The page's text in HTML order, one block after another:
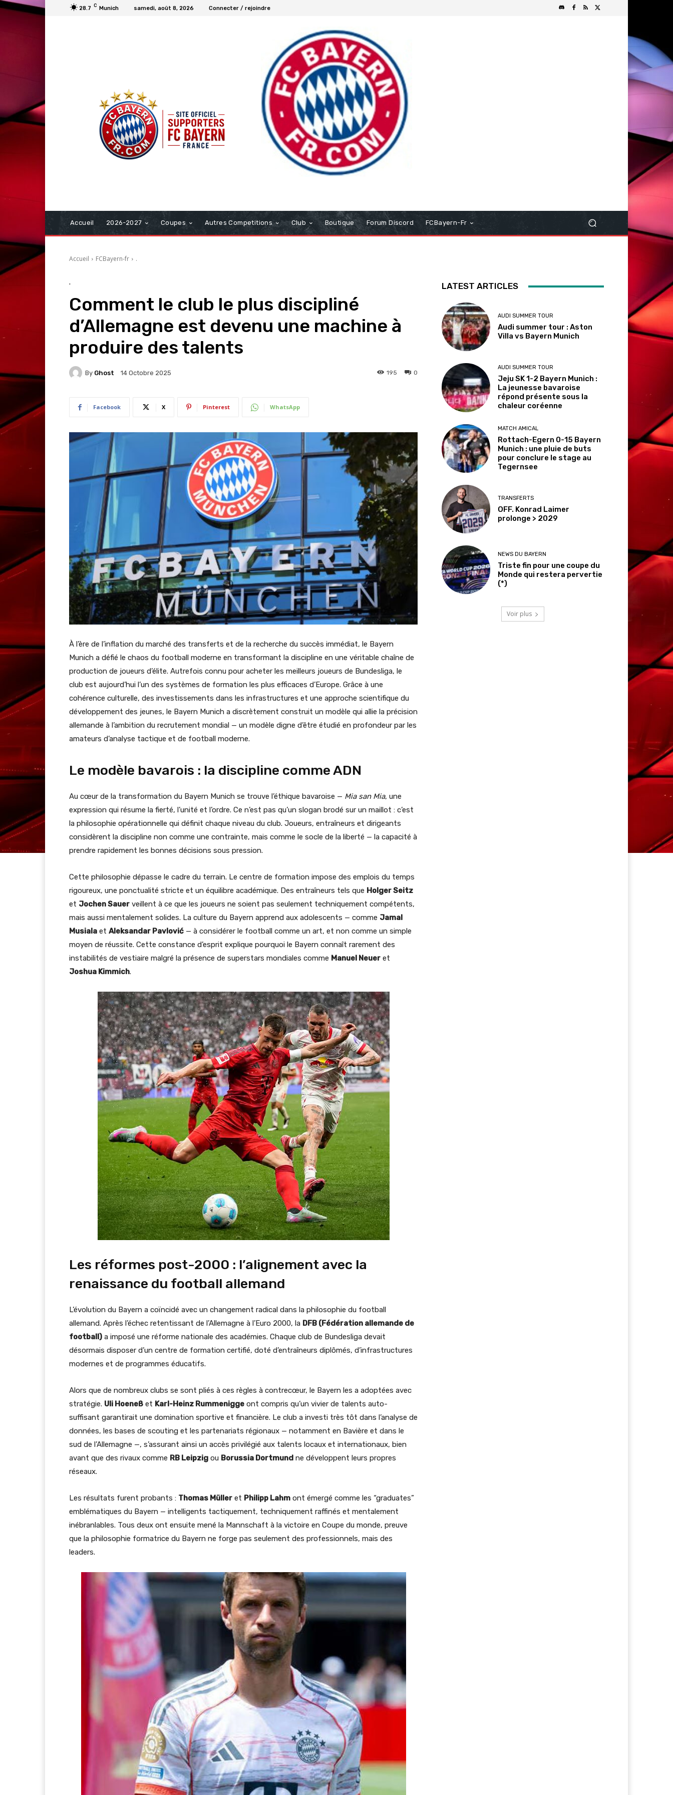
28.7 C Munich samedi, août 8, 2026 Connecter / rejoindre
Accueil 2026-2027 Coupes Autres Competitions Club Boutique Forum Discord FCBayern-Fr
Accueil FCBayern-fr .
.
Comment le club le plus discipliné
d’Allemagne est devenu une machine à
produire des talents
By Ghost 14 Octobre 2025 0
195
Facebook X Pinterest WhatsApp
À l’ère de l’inflation du marché des transferts et de la recherche du succès immédiat, le Bayern
Munich a défié le chaos du football moderne en transformant la discipline en une véritable chaîne de
production de joueurs d’élite. Autrefois connu pour acheter les meilleurs joueurs de Bundesliga, le
club est aujourd’hui l’un des systèmes de formation les plus efficaces d’Europe. Grâce à une
cohérence culturelle, des investissements dans les infrastructures et une approche scientifique du
développement des jeunes, le Bayern Munich a discrètement construit un modèle qui allie la précision
allemande à l’ambition du recrutement mondial — un modèle digne d’être étudié en profondeur par les
amateurs d’analyse tactique et de football moderne.
Le modèle bavarois : la discipline comme ADN
Au cœur de la transformation du Bayern Munich se trouve l’éthique bavaroise — Mia san Mia, une
expression qui résume la fierté, l’unité et l’ordre. Ce n’est pas qu’un slogan brodé sur un maillot : c’est
la philosophie opérationnelle qui définit chaque niveau du club. Joueurs, entraîneurs et dirigeants
considèrent la discipline non comme une contrainte, mais comme le socle de la liberté — la capacité à
prendre rapidement les bonnes décisions sous pression.
Cette philosophie dépasse le cadre du terrain. Le centre de formation impose des emplois du temps
rigoureux, une ponctualité stricte et un équilibre académique. Des entraîneurs tels que Holger Seitz
et Jochen Sauer veillent à ce que les joueurs ne soient pas seulement techniquement compétents,
mais aussi mentalement solides. La culture du Bayern apprend aux adolescents — comme Jamal
Musiala et Aleksandar Pavlović — à considérer le football comme un art, et non comme un simple
moyen de réussite. Cette constance d’esprit explique pourquoi le Bayern connaît rarement des
instabilités de vestiaire malgré la présence de superstars mondiales comme Manuel Neuer et
Joshua Kimmich.
Les réformes post-2000 : l’alignement avec la
renaissance du football allemand
L’évolution du Bayern a coïncidé avec un changement radical dans la philosophie du football
allemand. Après l’échec retentissant de l’Allemagne à l’Euro 2000, la DFB (Fédération allemande de
football) a imposé une réforme nationale des académies. Chaque club de Bundesliga devait
désormais disposer d’un centre de formation certifié, doté d’entraîneurs diplômés, d’infrastructures
modernes et de programmes éducatifs.
Alors que de nombreux clubs se sont pliés à ces règles à contrecœur, le Bayern les a adoptées avec
stratégie. Uli Hoeneß et Karl-Heinz Rummenigge ont compris qu’un vivier de talents auto-
suffisant garantirait une domination sportive et financière. Le club a investi très tôt dans l’analyse de
données, les bases de scouting et les partenariats régionaux — notamment en Bavière et dans le
sud de l’Allemagne —, s’assurant ainsi un accès privilégié aux talents locaux et internationaux, bien
avant que des rivaux comme RB Leipzig ou Borussia Dortmund ne développent leurs propres
réseaux.
Les résultats furent probants : Thomas Müller et Philipp Lahm ont émergé comme les “graduates”
emblématiques du Bayern — intelligents tactiquement, techniquement raffinés et mentalement
inébranlables. Tous deux ont ensuite mené la Mannschaft à la victoire en Coupe du monde, preuve
que la philosophie formatrice du Bayern ne forge pas seulement des professionnels, mais des
leaders.
LATEST ARTICLES
AUDI SUMMER TOUR
Audi summer tour : Aston
Villa vs Bayern Munich
AUDI SUMMER TOUR
Jeju SK 1-2 Bayern Munich :
La jeunesse bavaroise
répond présente sous la
chaleur coréenne
MATCH AMICAL
Rottach-Egern 0-15 Bayern
Munich : une pluie de buts
pour conclure le stage au
Tegernsee
TRANSFERTS
OFF. Konrad Laimer
prolonge > 2029
NEWS DU BAYERN
Triste fin pour une coupe du
Monde qui restera pervertie
(*)
Voir plus